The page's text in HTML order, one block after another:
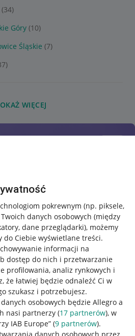
pokrewnym (np. piksele,
danych osobowych (między
dane przeglądarki), możemy
do Ciebie wyświetlane treści.
informacji na
dostęp do nich i przetwarzanie
profilowania, analiz rynkowych i
że łatwiej będzie odnaleźć Ci w
szukasz i potrzebujesz.
osobowych będzie Allegro a
nasi partnerzy (17 partnerów), w
IAB Europe” (9 partnerów).
(34)
Góry (10)
Śląskie (7)
WIĘCEJ